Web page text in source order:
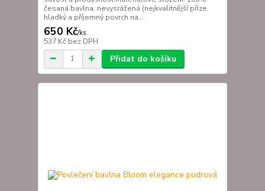
česaná bavlna, nevysrážená (nejkvalitnější příze,
hladký a příjemný povrch na...
650 Kč/ks
537 Kč bez DPH
Přidat do košíku